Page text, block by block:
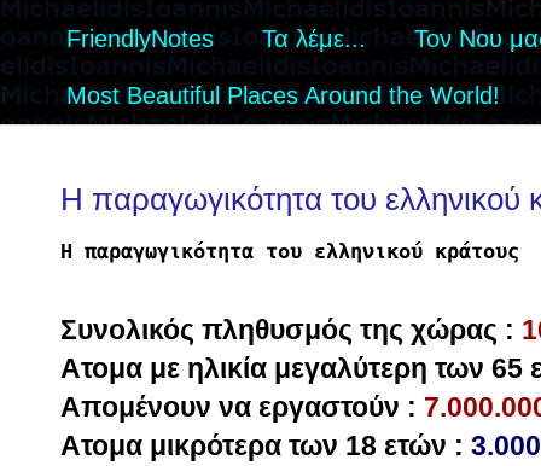
FriendlyNotes Τα λέμε... Τον Νου
Most Beautiful Places Around the World!
Η παραγωγικότητα του ελληνικού
Η παραγωγικότητα του ελληνικού κράτους
Συνολικός πληθυσμός της χώρας :
Ατομα με ηλικία μεγαλύτερη των 65
Απομένουν να εργαστούν :
Ατομα μικρότερα των 18 ετών :